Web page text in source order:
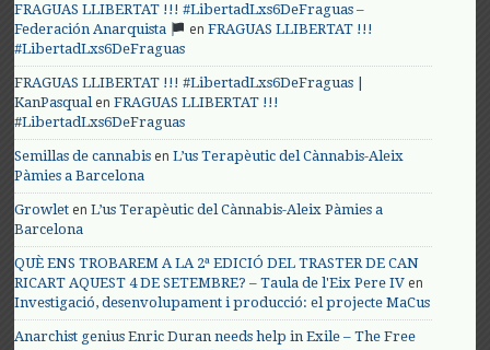
FRAGUAS LLIBERTAT !!! #LibertadLxs6DeFraguas –
Federación Anarquista
enFRAGUAS LLIBERTAT !!!
#LibertadLxs6DeFraguas
FRAGUAS LLIBERTAT !!! #LibertadLxs6DeFraguas |
KanPasqualenFRAGUAS LLIBERTAT !!!
#LibertadLxs6DeFraguas
Semillas de cannabis enL’us Terapèutic del Cànnabis-Aleix
Pàmies a Barcelona
Growlet enL’us Terapèutic del Cànnabis-Aleix Pàmies a
Barcelona
QUÈ ENS TROBAREM A LA 2ª EDICIÓ DEL TRASTER DE CAN
RICART AQUEST 4 DE SETEMBRE? – Taula de l'Eix Pere IV en
Investigació, desenvolupament i producció: el projecte MaCus
Anarchist genius Enric Duran needs help in Exile – The Free